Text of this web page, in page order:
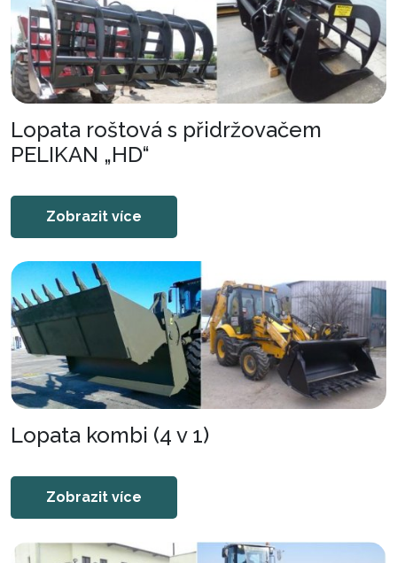
Lopata roštová s přidržovačem
PELIKAN „HD“
Zobrazit více
Lopata kombi (4 v 1)
Zobrazit více